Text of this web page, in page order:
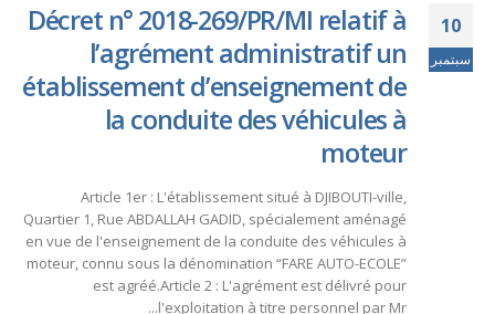
10
سبتمبر
Décret n° 2018-269/PR/MI relatif à
l’agrément administratif un
établissement d’enseignement de
la conduite des véhicules à
moteur
Article 1er : L'établissement situé à DJIBOUTI-ville,
Quartier 1, Rue ABDALLAH GADID, spécialement aménagé
en vue de l'enseignement de la conduite des véhicules à
moteur, connu sous la dénomination “FARE AUTO-ECOLE”
est agréé.Article 2 : L'agrément est délivré pour
l'exploitation à titre personnel par Mr...